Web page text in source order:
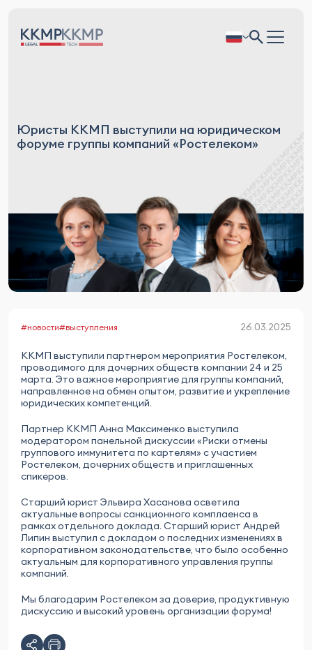
Юристы ККМП выступили на юридическом
форуме группы компаний «Ростелеком»
#новости#выступления 26.03.2025
ККМП выступили партнером мероприятия Ростелеком,
проводимого для дочерних обществ компании 24 и 25
марта. Это важное мероприятие для группы компаний,
направленное на обмен опытом, развитие и укрепление
юридических компетенций.
Партнер ККМП Анна Максименко выступила
модератором панельной дискуссии «Риски отмены
группового иммунитета по картелям» с участием
Ростелеком, дочерних обществ и приглашенных
спикеров.
Старший юрист Эльвира Хасанова осветила
актуальные вопросы санкционного комплаенса в
рамках отдельного доклада. Старший юрист Андрей
Липин выступил с докладом о последних изменениях в
корпоративном законодательстве, что было особенно
актуальным для корпоративного управления группы
компаний.
Мы благодарим Ростелеком за доверие, продуктивную
дискуссию и высокий уровень организации форума!